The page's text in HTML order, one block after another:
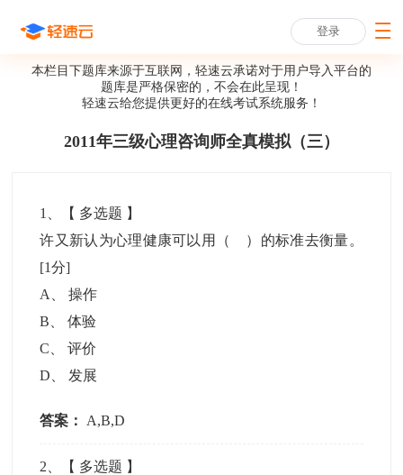
登录
本栏目下题库来源于互联网，轻速云承诺对于用户导入平台的
题库是严格保密的，不会在此呈现！
轻速云给您提供更好的在线考试系统服务！
2011年三级心理咨询师全真模拟（三）
1 、【 多选题 】
许又新认为心理健康可以用（ ）的标准去衡量。
[1分]
A
、操作
B 、体验
C 、评价
D
发展
答案： A,B,D
2 、【 多选题 】